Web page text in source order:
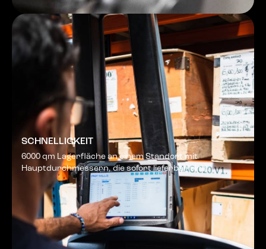
SCHNELLIGKEIT
6000 qm Lagerfläche an einem Standort mit
Hauptdurchmessern, die sofort lieferbar sind.